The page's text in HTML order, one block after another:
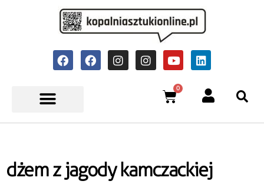
0
dżem z jagody kamczackiej